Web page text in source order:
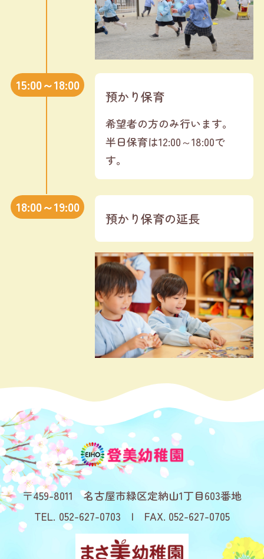
15:00～18:00
預かり保育
希望者の方のみ行います。
半日保育は12:00～18:00で
す。
18:00～19:00
預かり保育の延長
459-8011
名古屋市緑区定納山1丁目603番地
052-627-0703
052-627-0705